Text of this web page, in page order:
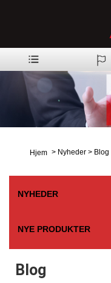
Hjem > Nyheder > Blog
NYHEDER
NYE PRODUKTER
Blog